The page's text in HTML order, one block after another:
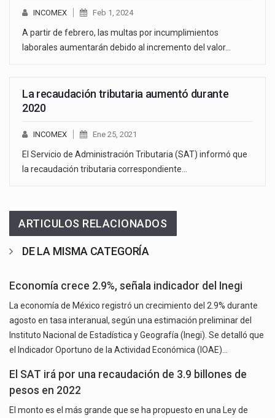
INCOMEX Feb 1, 2024
A partir de febrero, las multas por incumplimientos
laborales aumentarán debido al incremento del valor…
La recaudación tributaria aumentó durante
2020
INCOMEX Ene 25, 2021
El Servicio de Administración Tributaria (SAT) informó que
la recaudación tributaria correspondiente…
ARTICULOS RELACIONADOS
DE LA MISMA CATEGORÍA
Economía crece 2.9%, señala indicador del Inegi
La economía de México registró un crecimiento del 2.9% durante
agosto en tasa interanual, según una estimación preliminar del
Instituto Nacional de Estadística y Geografía (Inegi). Se detalló que
el Indicador Oportuno de la Actividad Económica (IOAE)…
El SAT irá por una recaudación de 3.9 billones de
pesos en 2022
El monto es el más grande que se ha propuesto en una Ley de